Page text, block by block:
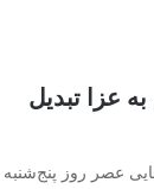
عزا تبدیل
عصر روز پنج‌شنبه